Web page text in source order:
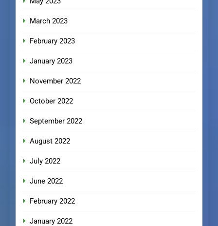
March 2023
February 2023
January 2023
November 2022
October 2022
September 2022
August 2022
July 2022
June 2022
February 2022
January 2022